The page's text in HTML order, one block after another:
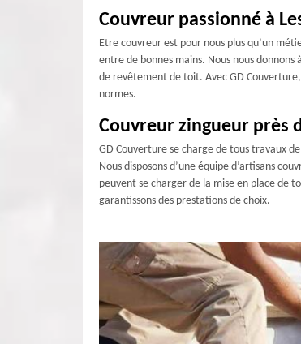
Couvreur passionné à
Etre couvreur est pour nous plus qu’un
entre de bonnes mains. Nous nous
de revêtement de toit. Avec GD
normes.
Couvreur zingueur près
GD Couverture se charge de tous travaux
Nous disposons d’une équipe d’artisans
peuvent se charger de la mise en place de
garantissons des prestations de choix.